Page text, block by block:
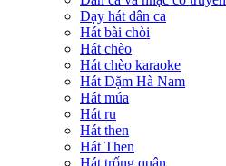
Dạy hát dân ca
Hát bài chòi
Hát chèo
Hát chèo karaoke
Hát Dặm Hà Nam
Hát múa
Hát ru
Hát then
Hát Then
Hát trống quân